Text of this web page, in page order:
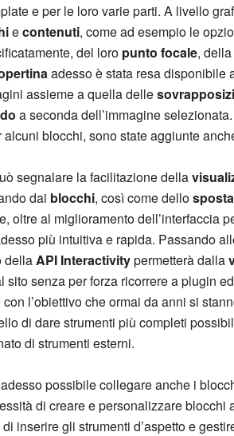
e per le loro varie parti. A livello
econtenuti, come ad esempio le
del loro punto focale,
adesso è stata resa disponibile
assieme a quella delle
a seconda dell’immagine
blocchi, sono state aggiunte
segnalare la facilitazione della
dai blocchi, così come dello
oltre al miglioramento dell’interfaccia
più intuitiva e rapida. Passando
dellaAPI Interactivitypermetterà dalla
senza per forza ricorrere a plugin
l’obiettivo che ormai da anni si
di dare strumenti più completi
di strumenti esterni.
possibile collegare anche i
di creare e personalizzare blocchi
inserire gli strumenti d’aspetto e